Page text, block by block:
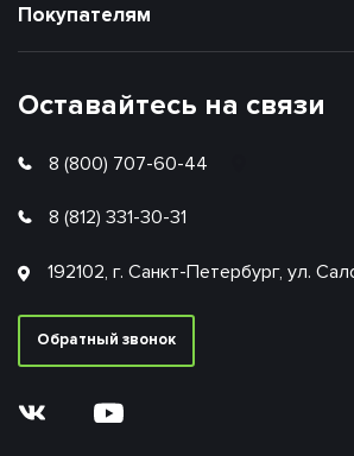
Оставайтесь на связи
8 (800) 707-60-44
8 (812) 331-30-31
192102, г. Санкт-Петербург, ул.
Обратный звонок
Покупателям